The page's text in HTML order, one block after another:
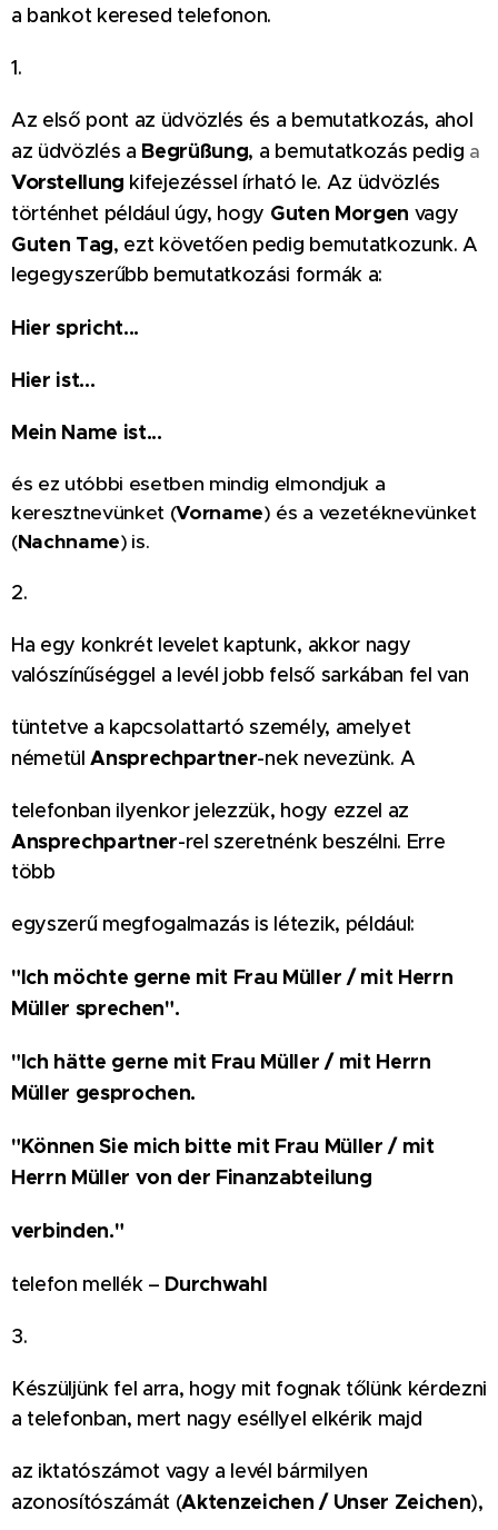
a bankot keresed telefonon.
1.
Az első pont az üdvözlés és a bemutatkozás, ahol
az üdvözlés a Begrüßung, a bemutatkozás pedig a
Vorstellung kifejezéssel írható le. Az üdvözlés
történhet például úgy, hogy Guten Morgen vagy
Guten Tag, ezt követően pedig bemutatkozunk. A
legegyszerűbb bemutatkozási formák a:
Hier spricht...
Hier ist...
Mein Name ist...
és ez utóbbi esetben mindig elmondjuk a
keresztnevünket (Vorname) és a vezetéknevünket
(Nachname) is.
2.
Ha egy konkrét levelet kaptunk, akkor nagy
valószínűséggel a levél jobb felső sarkában fel van
tüntetve a kapcsolattartó személy, amelyet
németülAnsprechpartner-nek nevezünk. A
telefonban ilyenkor jelezzük, hogy ezzel az
Ansprechpartner-rel szeretnénk beszélni. Erre
több
egyszerű megfogalmazás is létezik, például:
"Ich möchte gerne mit Frau Müller / mit Herrn
Müller sprechen".
"Ich hätte gerne mit Frau Müller / mit Herrn
Müller gesprochen.
"Können Sie mich bitte mit Frau Müller / mit
Herrn Müller von der Finanzabteilung
verbinden."
telefon mellék – Durchwahl
3.
Készüljünk fel arra, hogy mit fognak tőlünk kérdezni
a telefonban, mert nagy eséllyel elkérik majd
az iktatószámot vagy a levél bármilyen
azonosítószámát (Aktenzeichen / Unser Zeichen),